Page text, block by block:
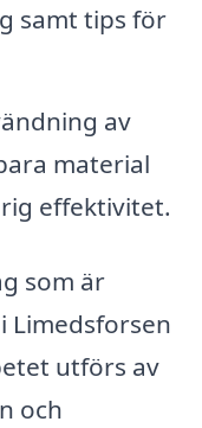
samt tips för
av
material
effektivitet.
som är
Limedsforsen
utförs av
och